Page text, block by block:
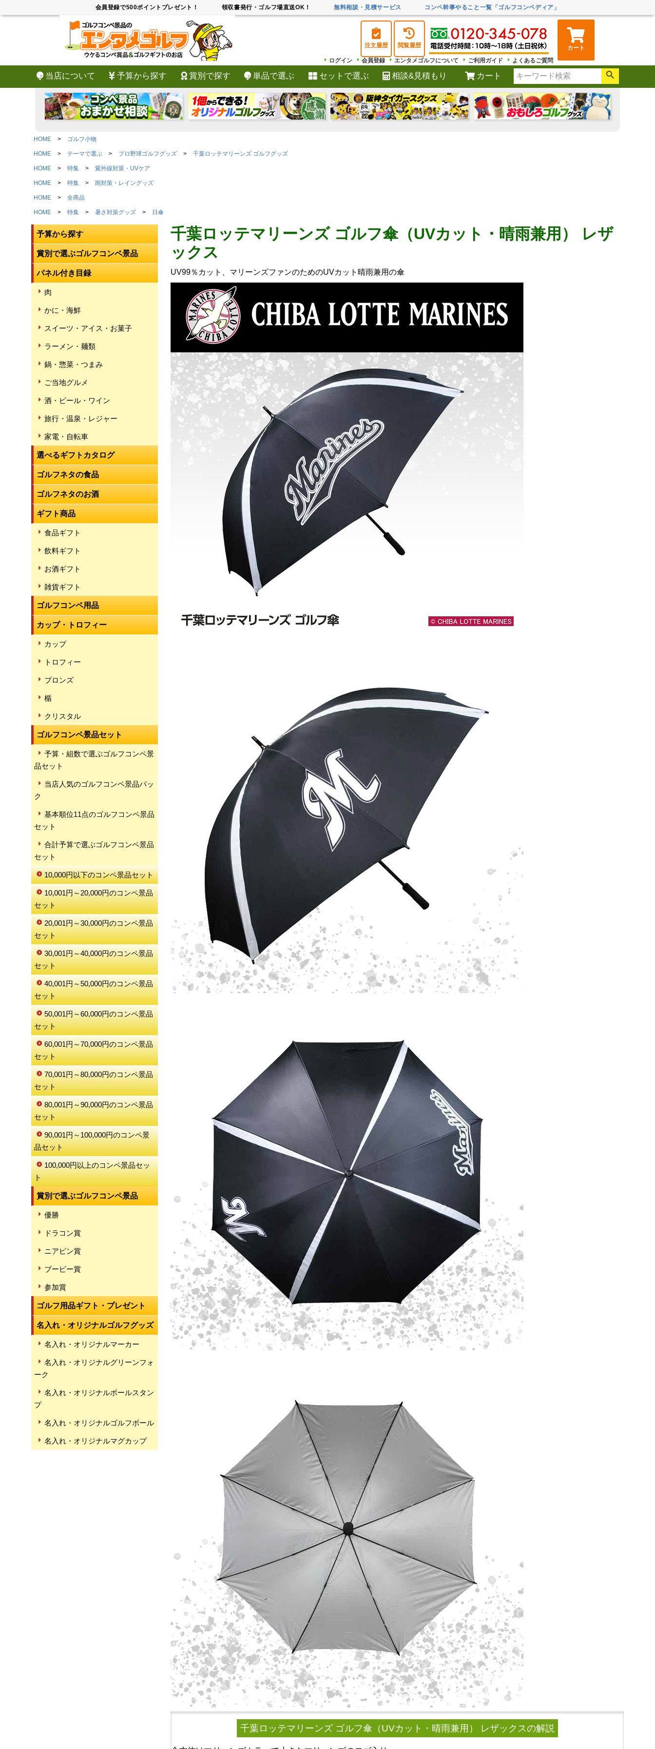
会員登録で500ポイントプレゼント！ 領収書発行・ゴルフ場直送OK！ 無料相談・見積サービス コンペ幹事やること一覧「ゴルフコンペディア」
注文履歴 閲覧履歴
カート
ログイン
会員登録 エンタメゴルフについて ご利用ガイド よくあるご質問
当店について 予算から探す 賞別で探す 単品で選ぶ セットで選ぶ 相談&見積もり カート
検索
HOME ゴルフ小物
HOME テーマで選ぶ プロ野球ゴルフグッズ 千葉ロッテマリーンズ ゴルフグッズ
HOME 特集 紫外線対策・UVケア
HOME 特集 雨対策・レイングッズ
HOME 全商品
HOME 特集 暑さ対策グッズ 日傘
予算から探す
賞別で選ぶゴルフコンペ景品
パネル付き目録
肉
かに・海鮮
スイーツ・アイス・お菓子
ラーメン・麺類
鍋・惣菜・つまみ
ご当地グルメ
酒・ビール・ワイン
旅行・温泉・レジャー
家電・自転車
選べるギフトカタログ
ゴルフネタの食品
ゴルフネタのお酒
ギフト商品
食品ギフト
飲料ギフト
お酒ギフト
雑貨ギフト
ゴルフコンペ用品
カップ・トロフィー
カップ
トロフィー
ブロンズ
楯
クリスタル
ゴルフコンペ景品セット
予算・組数で選ぶゴルフコンペ景
品セット
当店人気のゴルフコンペ景品パッ
ク
基本順位11点のゴルフコンペ景品
セット
合計予算で選ぶゴルフコンペ景品
セット
10,000円以下のコンペ景品セット
10,001円～20,000円のコンペ景品
セット
20,001円～30,000円のコンペ景品
セット
30,001円～40,000円のコンペ景品
セット
40,001円～50,000円のコンペ景品
セット
50,001円～60,000円のコンペ景品
セット
60,001円～70,000円のコンペ景品
セット
70,001円～80,000円のコンペ景品
セット
80,001円～90,000円のコンペ景品
セット
90,001円～100,000円のコンペ景
品セット
100,000円以上のコンペ景品セッ
ト
賞別で選ぶゴルフコンペ景品
優勝
ドラコン賞
ニアピン賞
ブービー賞
参加賞
ゴルフ用品ギフト・プレゼント
名入れ・オリジナルゴルフグッズ
名入れ・オリジナルマーカー
名入れ・オリジナルグリーンフォ
ーク
名入れ・オリジナルボールスタン
プ
名入れ・オリジナルゴルフボール
名入れ・オリジナルマグカップ
千葉ロッテマリーンズ ゴルフ傘（UVカット・晴雨兼用） レザ
ックス
UV99％カット、マリーンズファンのためのUVカット晴雨兼用の傘
千葉ロッテマリーンズ ゴルフ傘（UVカット・晴雨兼用） レザックスの解説